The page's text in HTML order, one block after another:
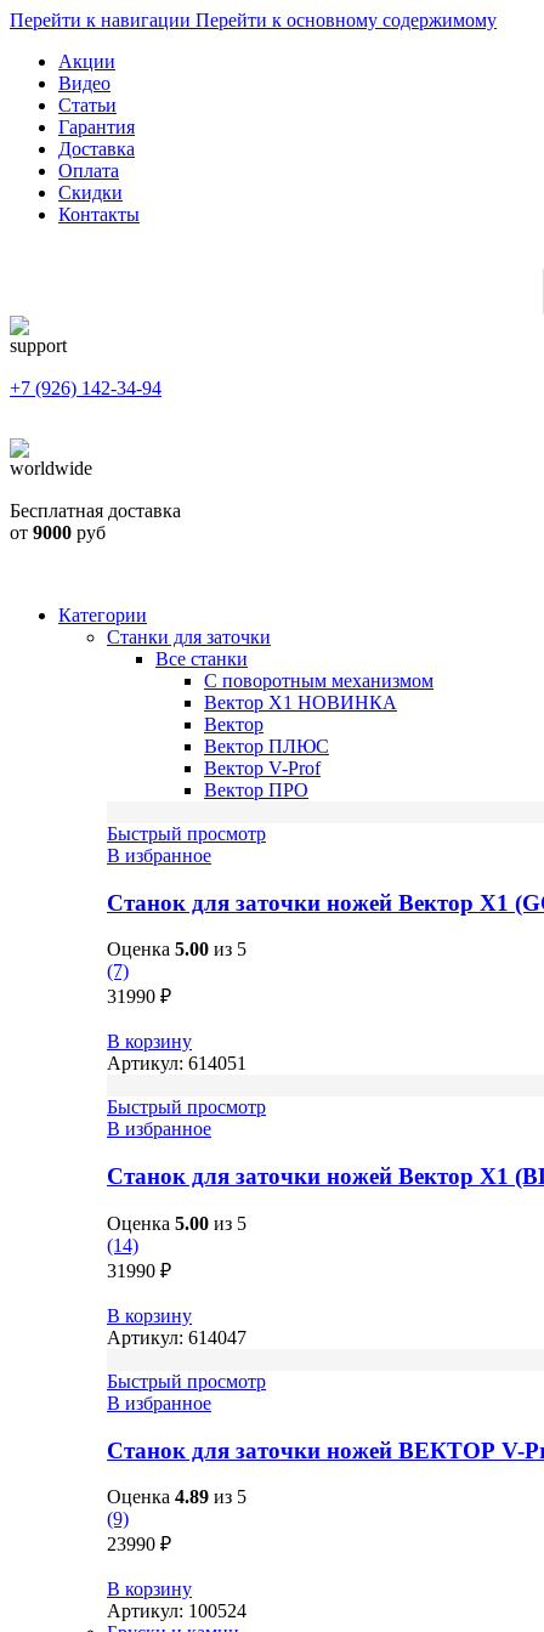
Перейти к навигации Перейти к основному содержимому
Акции
Видео
Статьи
Гарантия
Доставка
Оплата
Скидки
Контакты
+7 (926) 142-34-94
Бесплатная доставка
от 9000 руб
Категории
Станки для заточки
Все станки
С поворотным механизмом
Вектор X1 НОВИНКА
Вектор
Вектор ПЛЮС
Вектор V-Prof
Вектор ПРО
Быстрый просмотр
В избранное
Станок для заточки ножей Вектор X1
Оценка 5.00 из 5
(7)
31990 ₽
В корзину
Артикул: 614051
Быстрый просмотр
В избранное
Станок для заточки ножей Вектор X1
Оценка 5.00 из 5
(14)
31990 ₽
В корзину
Артикул: 614047
Быстрый просмотр
В избранное
Станок для заточки ножей ВЕКТОР V-
Оценка 4.89 из 5
(9)
23990 ₽
В корзину
Артикул: 100524